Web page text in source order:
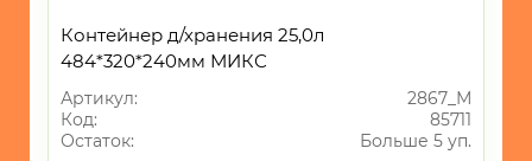
Контейнер д/хранения 25,0л
484*320*240мм МИКС
Артикул:
2867_М
Код:
85711
Остаток:
Больше 5 уп.